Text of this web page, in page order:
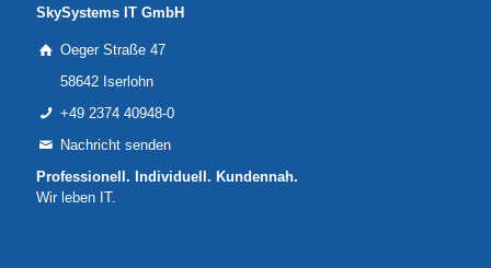
SkySystems IT GmbH
Oeger Straße 47
58642 Iserlohn
+49 2374 40948-0
Nachricht senden
Professionell. Individuell. Kundennah.
Wir leben IT.